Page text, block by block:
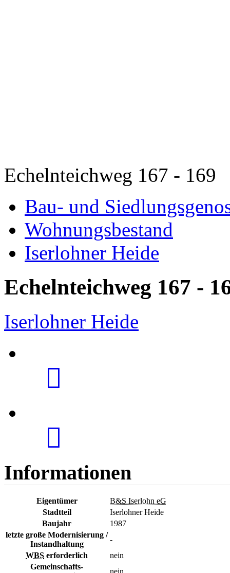
Echelnteichweg 167 - 169
Bau- und
Wohnungsbestand
Iserlohner Heide
Echelnteichweg 167 -
Iserlohner Heide
Informationen
Eigentümer
B&S Iserlohn eG
Stadtteil
Iserlohner Heide
Baujahr
1987
letzte große Modernisierung /
Instandhaltung
-
WBS erforderlich
nein
Gemeinschafts-
nein